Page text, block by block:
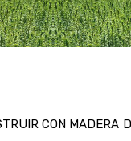
CON MADERA